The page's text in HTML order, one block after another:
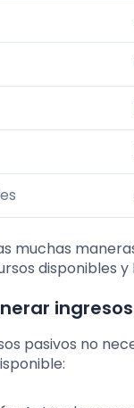
muchas
disponibles
pasivos no